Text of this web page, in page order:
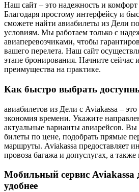
Наш сайт – это надежность и
Благодаря простому интерфейсу и
сможете найти авиабилеты из Дели
условиям. Мы работаем только с
авиаперевозчиками, чтобы
вашего перелета. Наш сайт
этапе бронирования. Начните сейчас
преимущества на практике.
Как быстро выбрать
авиабилетов из Дели с Aviakassa –
экономия времени. Укажите
актуальные варианты авиарейсов.
билеты по цене, подобрать прямые
маршруты. Aviakassa предоставляет
провоза багажа и допуслугах, а
Мобильный сервис Aviakassa
удобнее